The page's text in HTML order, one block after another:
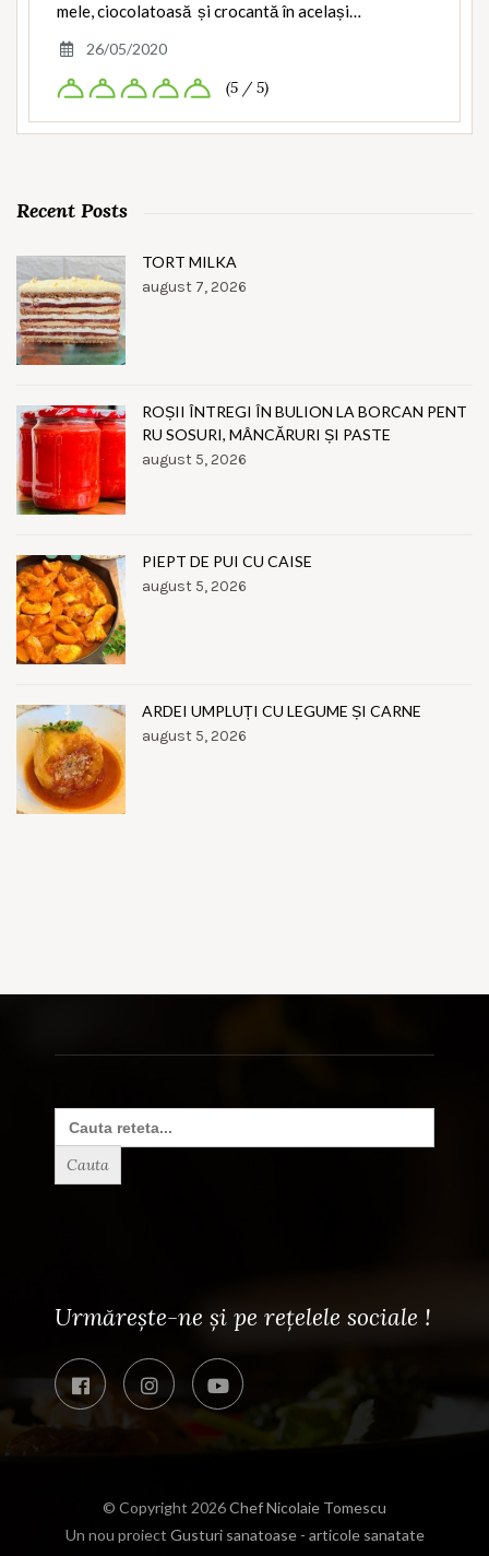
mele, ciocolatoasă și crocantă în același…
26/05/2020
(5 / 5)
Recent Posts
TORT MILKA
august 7, 2026
ROȘII ÎNTREGI ÎN BULION LA BORCAN PENT
RU SOSURI, MÂNCĂRURI ȘI PASTE
august 5, 2026
PIEPT DE PUI CU CAISE
august 5, 2026
ARDEI UMPLUȚI CU LEGUME ȘI CARNE
august 5, 2026
Search
for:
Urmărește-ne și pe rețelele sociale !
© Copyright 2026Chef Nicolaie Tomescu
Un nou proiect Gusturi sanatoase - articole sanatate